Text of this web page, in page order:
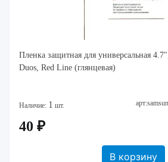
Пленка защитная для универсальная
Duos, Red Line (глянцевая)
Наличие: 1 шт.
40 ₽
В корзину